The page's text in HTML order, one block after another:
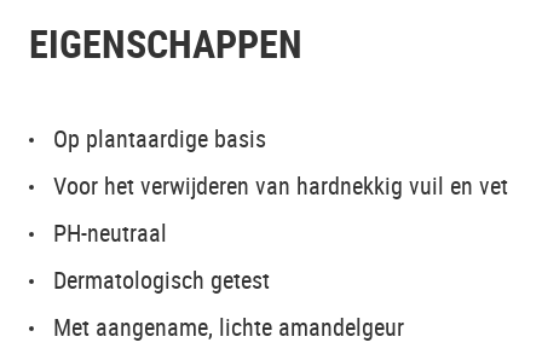
EIGENSCHAPPEN
Op plantaardige basis
Voor het verwijderen van hardnekkig vuil en vet
PH-neutraal
Dermatologisch getest
Met aangename, lichte amandelgeur